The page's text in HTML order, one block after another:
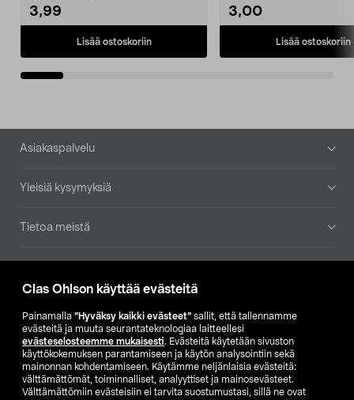
Clas Ohlson käyttää evästeitä
Painamalla ”Hyväksy kaikki evästeet” sallit, että tallennamme
evästeitä ja muuta seurantateknologiaa laitteellesi
evästeselosteemme mukaisesti. Evästeitä käytetään sivuston
käyttökokemuksen parantamiseen ja käytön analysointiin sekä
mainonnan kohdentamiseen. Käytämme neljänlaisia evästeitä:
välttämättömät, toiminnalliset, analyyttiset ja mainosevästeet.
Välttämättömiin evästeisiin ei tarvita suostumustasi, sillä ne ovat
3,99
Lisää ostoskoriin
3,00
Lisää ostoskoriin
Alatunniste
Asiakaspalvelu
Yleisiä kysymyksiä
Tietoa meistä
Etsi myymälä
SE NO FI